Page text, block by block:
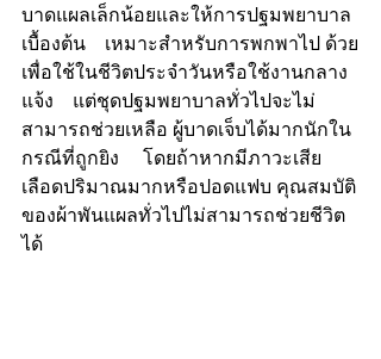
บาดแผลเล็กน้อยและให้การปฐมพยาบาล
เบื้องต้น    เหมาะสำหรับการพกพาไป ด้วย
เพื่อใช้ในชีวิตประจำวันหรือใช้งานกลาง
แจ้ง    แต่ชุดปฐมพยาบาลทั่วไปจะไม่
สามารถช่วยเหลือ ผู้บาดเจ็บได้มากนักใน
กรณีที่ถูกยิง     โดยถ้าหากมีภาวะเสีย
เลือดปริมาณมากหรือปอดแฟบ คุณสมบัติ
ของผ้าพันแผลทั่วไปไม่สามารถช่วยชีวิต
ได้